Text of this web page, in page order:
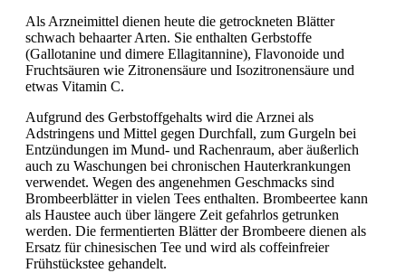
Als Arzneimittel dienen heute die getrockneten Blätter
schwach behaarter Arten. Sie enthalten Gerbstoffe
(Gallotanine und dimere Ellagitannine), Flavonoide und
Fruchtsäuren wie Zitronensäure und Isozitronensäure und
etwas Vitamin C.
Aufgrund des Gerbstoffgehalts wird die Arznei als
Adstringens und Mittel gegen Durchfall, zum Gurgeln bei
Entzündungen im Mund- und Rachenraum, aber äußerlich
auch zu Waschungen bei chronischen Hauterkrankungen
verwendet. Wegen des angenehmen Geschmacks sind
Brombeerblätter in vielen Tees enthalten. Brombeertee kann
als Haustee auch über längere Zeit gefahrlos getrunken
werden. Die fermentierten Blätter der Brombeere dienen als
Ersatz für chinesischen Tee und wird als coffeinfreier
Frühstückstee gehandelt.